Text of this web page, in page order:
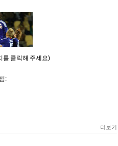
를 클릭해 주세요)
:
더보기